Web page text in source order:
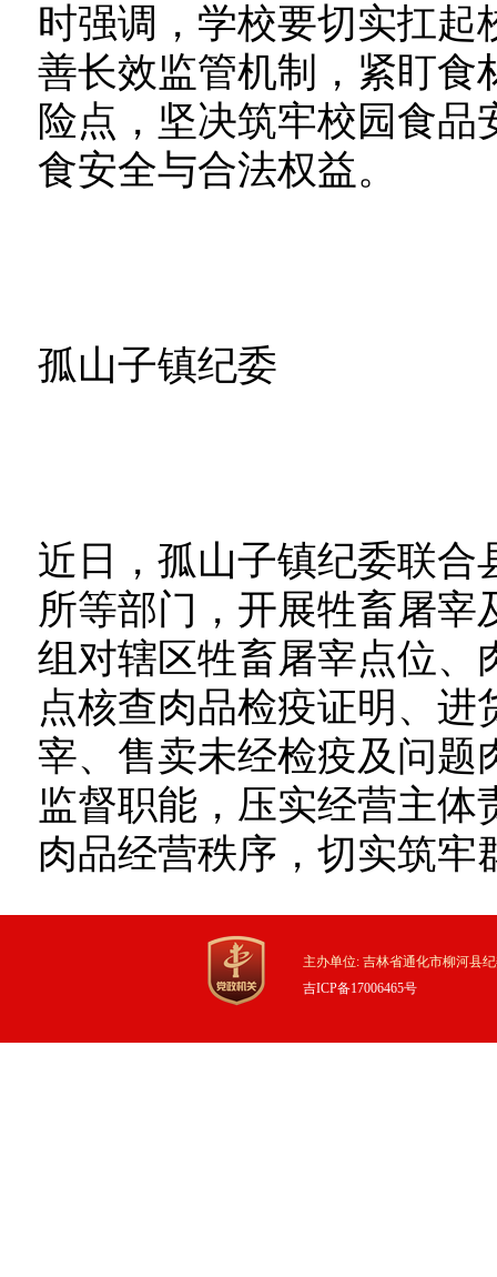
时强调，学校要切实扛
善长效监管机制，紧盯食
险点，坚决筑牢校园食
食安全与合法权益。
孤山子镇纪委
近日，孤山子镇纪委联合
所等部门，开展牲畜屠
组对辖区牲畜屠宰点位、
点核查肉品检疫证明、
宰、售卖未经检疫及问题
监督职能，压实经营主
肉品经营秩序，切实筑牢
主办单位: 吉林省通化市柳河县
吉ICP备17006465号